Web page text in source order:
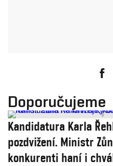
Doporučujeme
Kandidatura Karla
pozdvižení. Ministr
konkurenti haní i